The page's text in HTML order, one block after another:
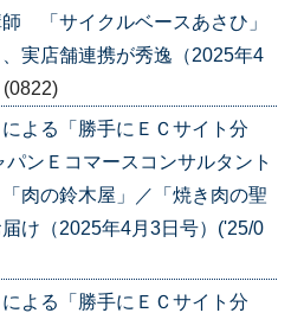
「サイクルベースあさひ」
実店舗連携が秀逸（2025年4
(0822)
よる「勝手にＥＣサイト分
ンＥコマースコンサルタント
の鈴木屋」／「焼き肉の聖
け（2025年4月3日号）('25/0
よる「勝手にＥＣサイト分